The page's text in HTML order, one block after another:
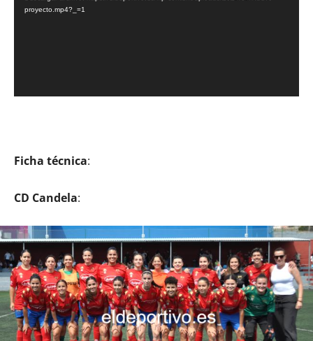
proyecto.mp4?_=1
Ficha técnica:
CD Candela: